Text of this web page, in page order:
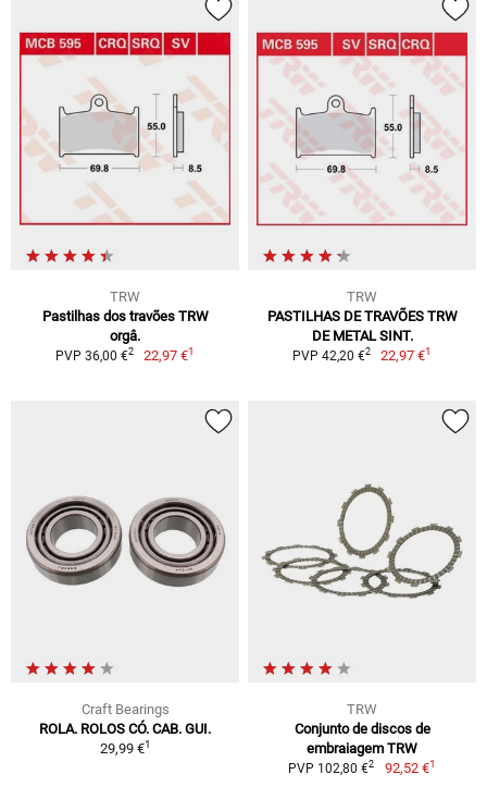
TRW
Pastilhas dos travões TRW
orgâ.
PVP 36,00 €2 22,97 €1
TRW
PASTILHAS DE TRAVÕES TRW
DE METAL SINT.
PVP 42,20 €2 22,97 €1
Craft Bearings
ROLA. ROLOS CÓ. CAB. GUI.
29,99 €1
TRW
Conjunto de discos de
embraiagem TRW
PVP 102,80 €2 92,52 €1